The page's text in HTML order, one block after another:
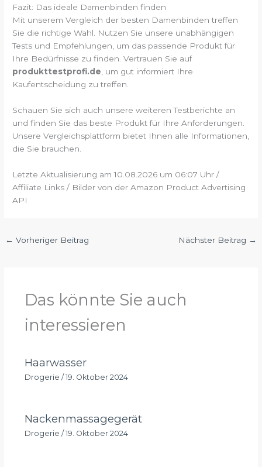
Fazit: Das ideale Damenbinden finden
Mit unserem Vergleich der besten Damenbinden treffen
Sie die richtige Wahl. Nutzen Sie unsere unabhängigen
Tests und Empfehlungen, um das passende Produkt für
Ihre Bedürfnisse zu finden. Vertrauen Sie auf
produkttestprofi.de , um gut informiert Ihre
Kaufentscheidung zu treffen.
Schauen Sie sich auch unsere weiteren Testberichte an
und finden Sie das beste Produkt für Ihre Anforderungen.
Unsere Vergleichsplattform bietet Ihnen alle Informationen,
die Sie brauchen.
Letzte Aktualisierung am 10.08.2026 um 06:07 Uhr /
Affiliate Links / Bilder von der Amazon Product Advertising
API
← Vorheriger Beitrag Nächster Beitrag →
Das könnte Sie auch
interessieren
Haarwasser
Drogerie / 19. Oktober 2024
Nackenmassagegerät
Drogerie / 19. Oktober 2024